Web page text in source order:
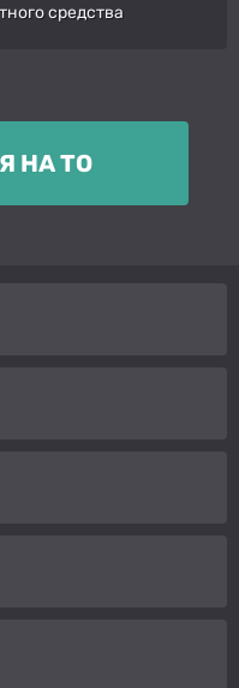
средства
НА ТО